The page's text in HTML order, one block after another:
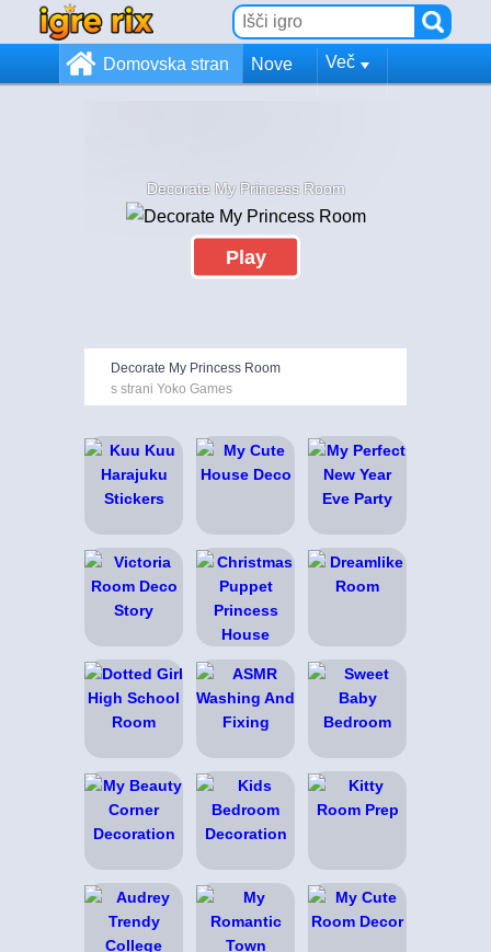
Domovska stran Nove Več
Decorate My Princess Room
Play
Decorate My Princess Room
s strani Yoko Games